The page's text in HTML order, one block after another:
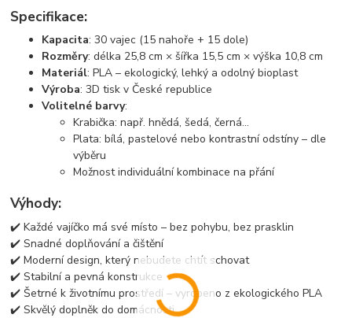
Specifikace:
Kapacita: 30 vajec (15 nahoře + 15 dole)
Rozměry: délka 25,8 cm × šířka 15,5 cm × výška 10,8 cm
Materiál: PLA – ekologický, lehký a odolný bioplast
Výroba: 3D tisk v České republice
Volitelné barvy:
Krabička: např. hnědá, šedá, černá...
Plata: bílá, pastelové nebo kontrastní odstíny – dle
výběru
Možnost individuální kombinace na přání
Výhody:
✔️ Každé vajíčko má své místo – bez pohybu, bez prasklin
✔️ Snadné doplňování a čištění
✔️ Moderní design, který nebudete chtít schovat
✔️ Stabilní a pevná konstrukce
✔️ Šetrné k životnímu prostředí – vyrobeno z ekologického PLA
✔️ Skvělý doplněk do domácnosti